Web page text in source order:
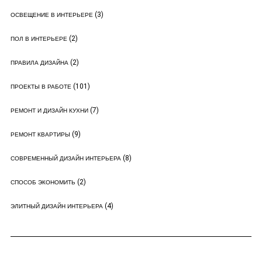
ОСВЕЩЕНИЕ В ИНТЕРЬЕРЕ(3)
ПОЛ В ИНТЕРЬЕРЕ(2)
ПРАВИЛА ДИЗАЙНА(2)
ПРОЕКТЫ В РАБОТЕ(101)
РЕМОНТ И ДИЗАЙН КУХНИ(7)
РЕМОНТ КВАРТИРЫ (9)
СОВРЕМЕННЫЙ ДИЗАЙН ИНТЕРЬЕРА(8)
СПОСОБ ЭКОНОМИТЬ (2)
ЭЛИТНЫЙ ДИЗАЙН ИНТЕРЬЕРА(4)